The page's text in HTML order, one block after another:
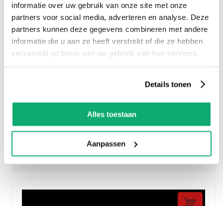
informatie over uw gebruik van onze site met onze
partners voor social media, adverteren en analyse. Deze
partners kunnen deze gegevens combineren met andere
informatie die u aan ze heeft verstrekt of die ze hebben
verzameld op basis van uw gebruik van hun services.
Details tonen
Alles toestaan
Aanpassen
Palazzo - Wit Mat 30x60
incl btw